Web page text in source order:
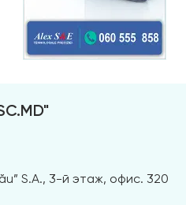
S.A., 3-й этаж, офис. 320